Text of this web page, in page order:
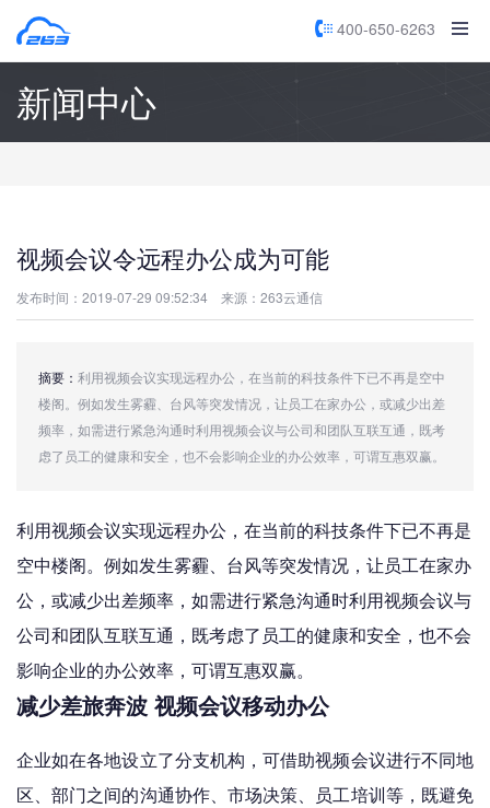
400-650-6263
新闻中心
视频会议令远程办公成为可能
发布时间：2019-07-29 09:52:34 来源：263云通信
摘要： 利用视频会议实现远程办公，在当前的科技条件下已不再是空中
楼阁。例如发生雾霾、台风等突发情况，让员工在家办公，或减少出差
频率，如需进行紧急沟通时利用视频会议与公司和团队互联互通，既考
虑了员工的健康和安全，也不会影响企业的办公效率，可谓互惠双赢。
利用视频会议实现远程办公，在当前的科技条件下已不再是
空中楼阁。例如发生雾霾、台风等突发情况，让员工在家办
公，或减少出差频率，如需进行紧急沟通时利用视频会议与
公司和团队互联互通，既考虑了员工的健康和安全，也不会
影响企业的办公效率，可谓互惠双赢。
减少差旅奔波 视频会议移动办公
企业如在各地设立了分支机构，可借助视频会议进行不同地
区、部门之间的沟通协作、市场决策、员工培训等，既避免